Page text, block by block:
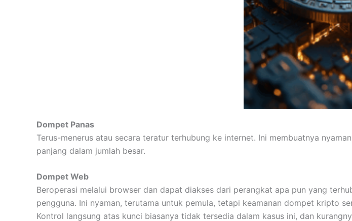
Dompet Panas
Terus-menerus atau secara teratur terhubung ke internet. Ini membuatnya
panjang dalam jumlah besar.
Dompet Web
Beroperasi melalui browser dan dapat diakses dari perangkat apa pun yang
pengguna. Ini nyaman, terutama untuk pemula, tetapi keamanan dompet kripto
Kontrol langsung atas kunci biasanya tidak tersedia dalam kasus ini, dan